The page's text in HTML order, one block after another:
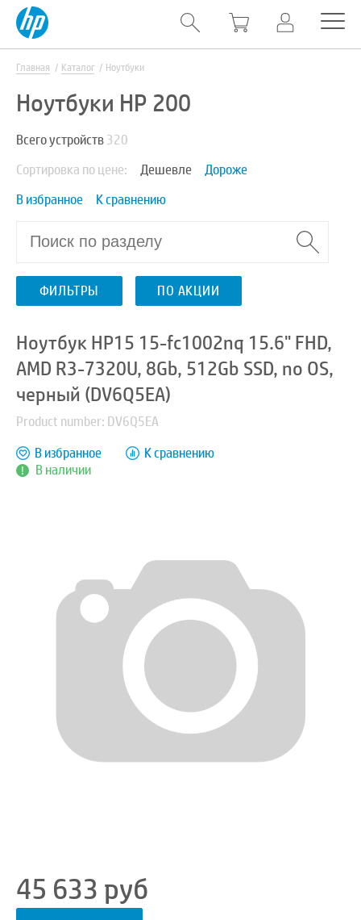
Главная Каталог Ноутбуки
Ноутбуки HP 200
Всего устройств320
Сортировка по цене:
Дешевле
Дороже
В избранное
К сравнению
ФИЛЬТРЫ ПО АКЦИИ
Ноутбук HP15 15-fc1002nq 15.6" FHD,
AMD R3-7320U, 8Gb, 512Gb SSD, no OS,
черный (DV6Q5EA)
Product number: DV6Q5EA
В наличии
В избранное К сравнению
45 633 руб